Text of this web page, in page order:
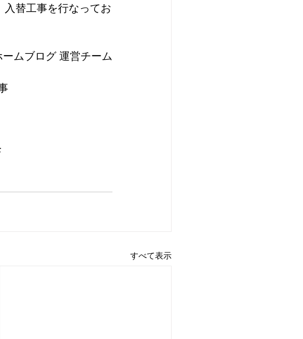
替工事を行なってお
ームブログ 運営チーム
すべて表示